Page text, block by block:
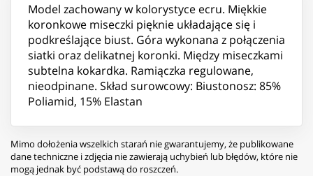
Model zachowany w kolorystyce ecru. Miękkie
koronkowe miseczki pięknie układające się i
podkreślające biust. Góra wykonana z połączenia
siatki oraz delikatnej koronki. Między miseczkami
subtelna kokardka. Ramiączka regulowane,
nieodpinane. Skład surowcowy: Biustonosz: 85%
Poliamid, 15% Elastan
Mimo dołożenia wszelkich starań nie gwarantujemy, że publikowane
dane techniczne i zdjęcia nie zawierają uchybień lub błędów, które nie
mogą jednak być podstawą do roszczeń.